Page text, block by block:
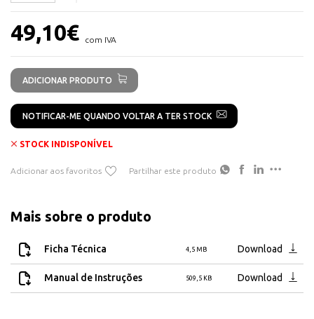
49,10€ com IVA
ADICIONAR PRODUTO
NOTIFICAR-ME QUANDO VOLTAR A TER STOCK
STOCK INDISPONÍVEL
Adicionar aos favoritos Partilhar este produto
Mais sobre o produto
Ficha Técnica 4,5 MB Download
Manual de Instruções 509,5 KB Download